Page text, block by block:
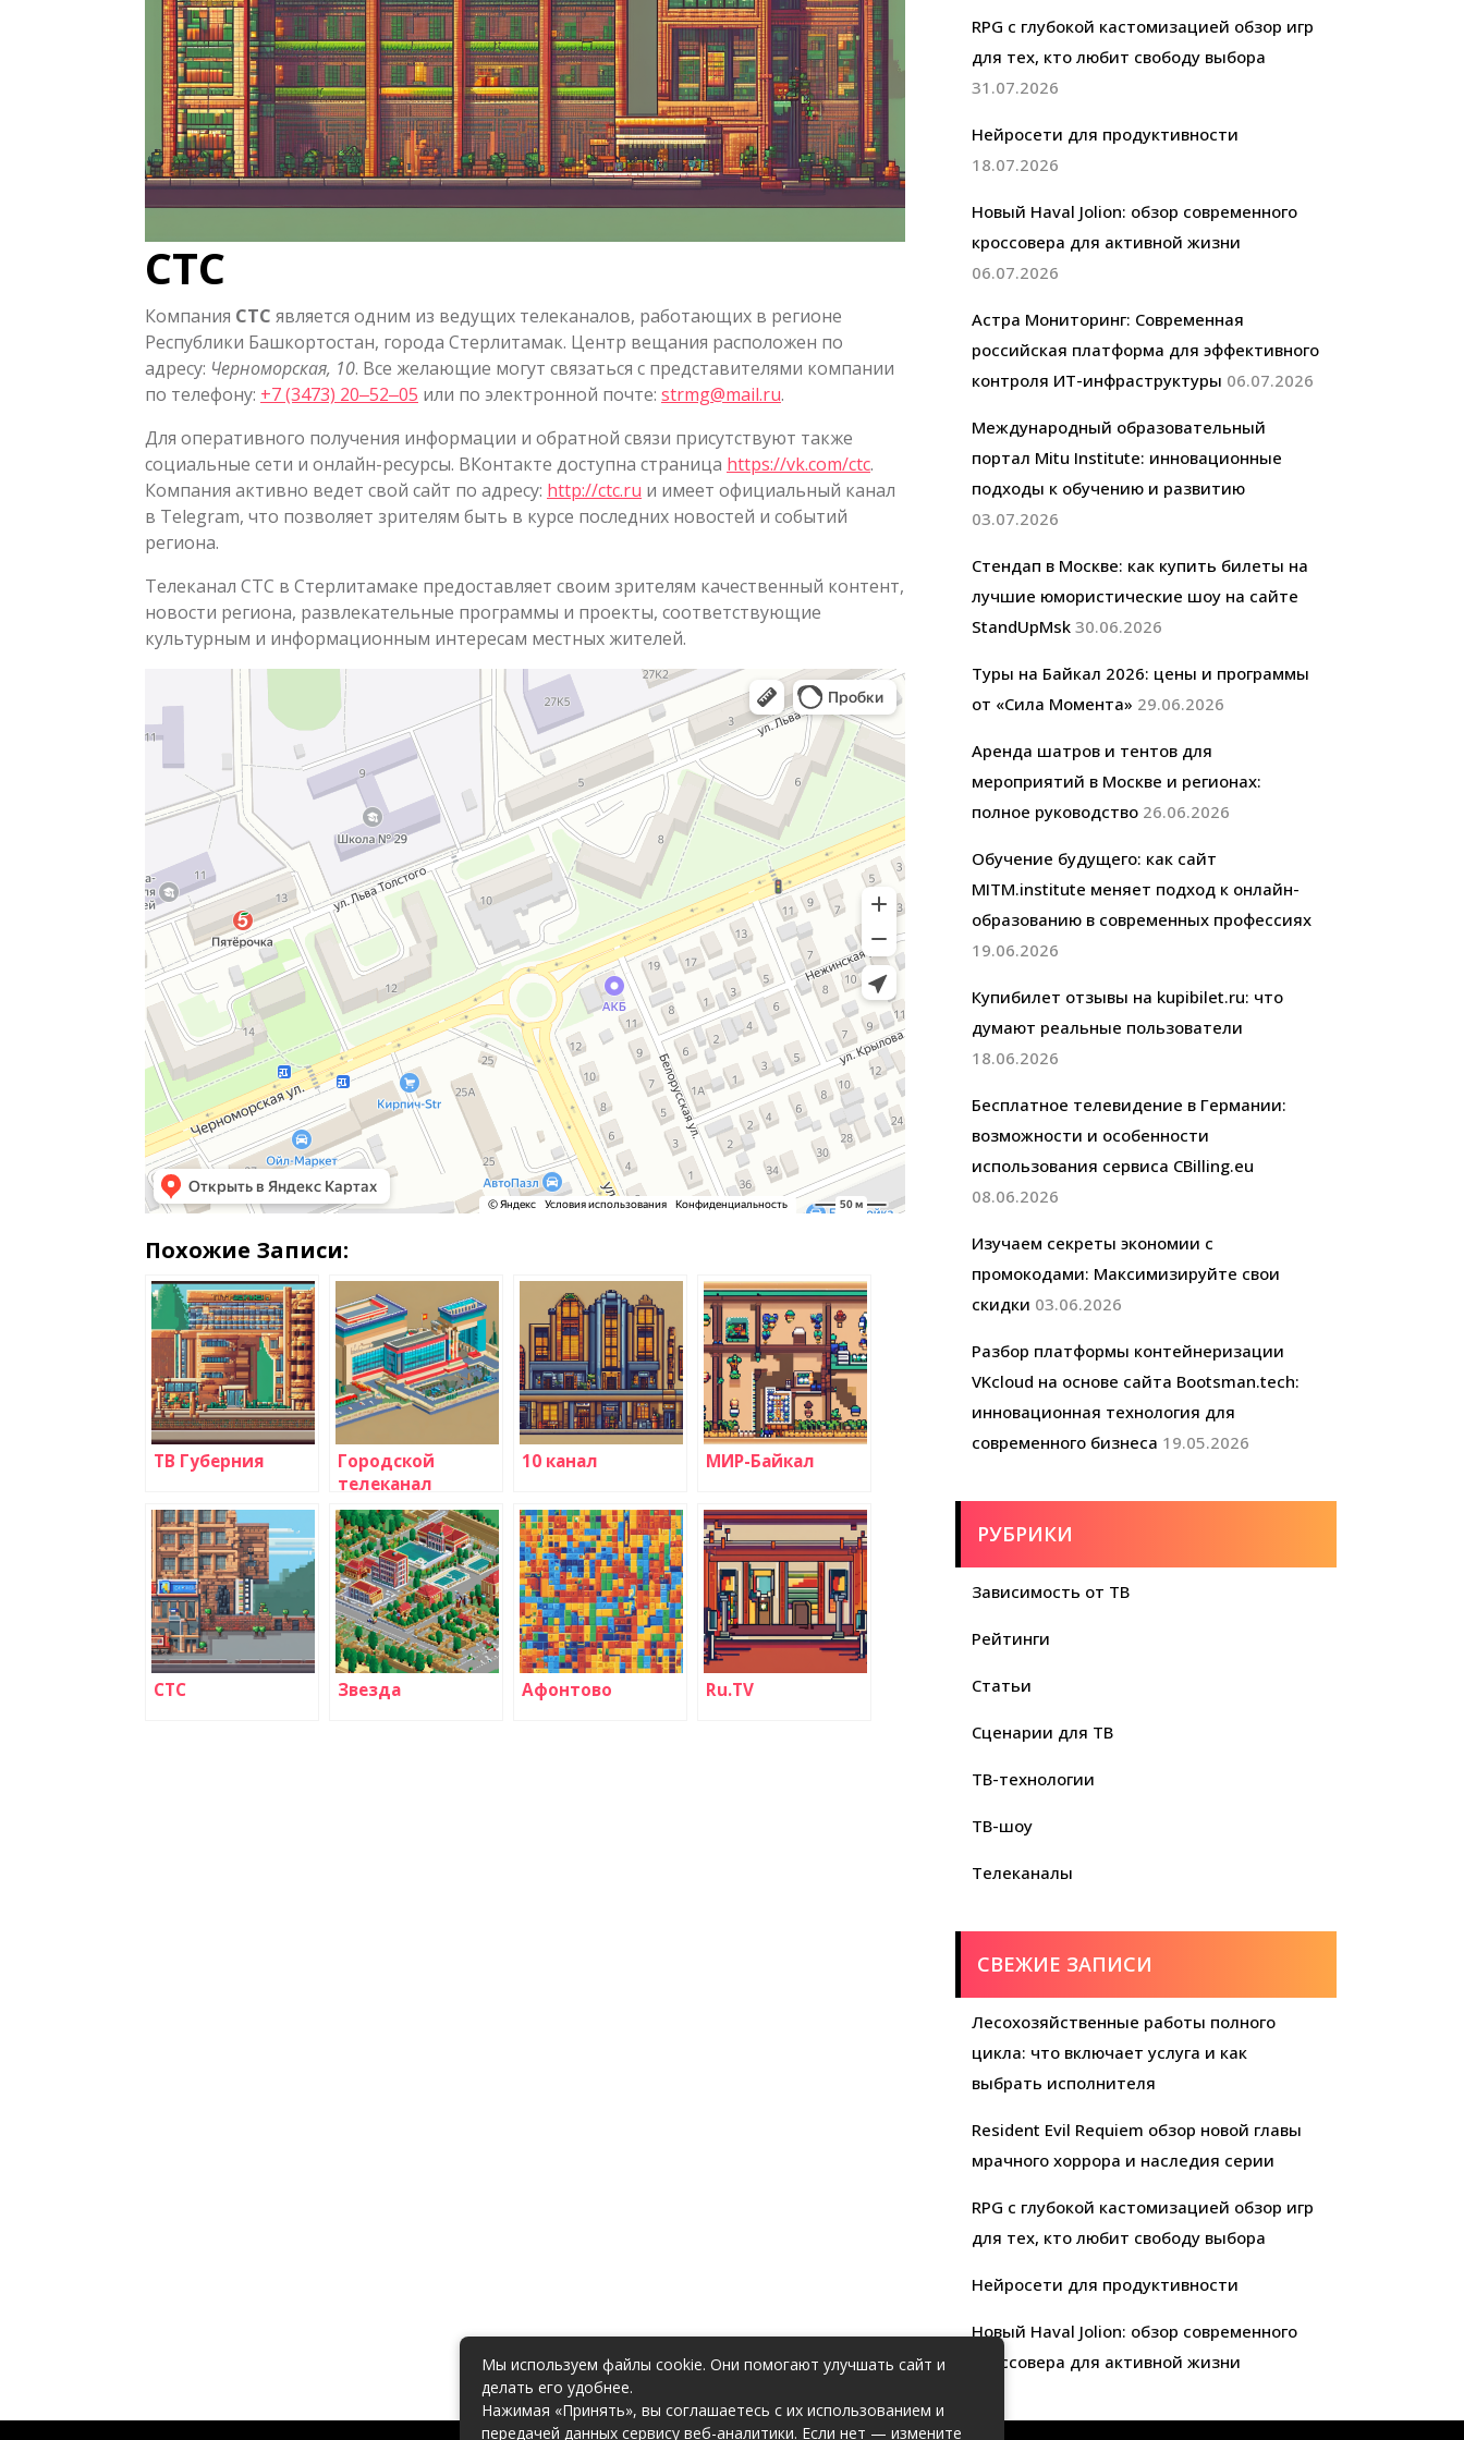
СТС
Компания СТС является одним из ведущих телеканалов, работающих в регионе
Республики Башкортостан, города Стерлитамак. Центр вещания расположен по
адресу: Черноморская, 10. Все желающие могут связаться с представителями компании
по телефону: +7 (3473) 20‒52‒05 или по электронной почте: strmg@mail.ru.
Для оперативного получения информации и обратной связи присутствуют также
социальные сети и онлайн-ресурсы. ВКонтакте доступна страница https://vk.com/ctc.
Компания активно ведет свой сайт по адресу: http://ctc.ru и имеет официальный канал
в Telegram, что позволяет зрителям быть в курсе последних новостей и событий
региона.
Телеканал СТС в Стерлитамаке предоставляет своим зрителям качественный контент,
новости региона, развлекательные программы и проекты, соответствующие
культурным и информационным интересам местных жителей.
Похожие Записи:
ТВ Губерния
Городской
телеканал
10 канал МИР-Байкал
СТС Звезда Афонтово Ru.TV
RPG с глубокой кастомизацией обзор игр
для тех, кто любит свободу выбора
31.07.2026
Нейросети для продуктивности
18.07.2026
Новый Haval Jolion: обзор современного
кроссовера для активной жизни
06.07.2026
Астра Мониторинг: Современная
российская платформа для эффективного
контроля ИТ-инфраструктуры 06.07.2026
Международный образовательный
портал Mitu Institute: инновационные
подходы к обучению и развитию
03.07.2026
Стендап в Москве: как купить билеты на
лучшие юмористические шоу на сайте
StandUpMsk 30.06.2026
Туры на Байкал 2026: цены и программы
от «Сила Момента» 29.06.2026
Аренда шатров и тентов для
мероприятий в Москве и регионах:
полное руководство 26.06.2026
Обучение будущего: как сайт
MITM.institute меняет подход к онлайн-
образованию в современных профессиях
19.06.2026
Купибилет отзывы на kupibilet.ru: что
думают реальные пользователи
18.06.2026
Бесплатное телевидение в Германии:
возможности и особенности
использования сервиса CBilling.eu
08.06.2026
Изучаем секреты экономии с
промокодами: Максимизируйте свои
скидки 03.06.2026
Разбор платформы контейнеризации
VKcloud на основе сайта Bootsman.tech:
инновационная технология для
современного бизнеса 19.05.2026
РУБРИКИ
Зависимость от ТВ
Рейтинги
Статьи
Сценарии для ТВ
ТВ-технологии
ТВ-шоу
Телеканалы
СВЕЖИЕ ЗАПИСИ
Лесохозяйственные работы полного
цикла: что включает услуга и как
выбрать исполнителя
Resident Evil Requiem обзор новой главы
мрачного хоррора и наследия серии
RPG с глубокой кастомизацией обзор игр
для тех, кто любит свободу выбора
Нейросети для продуктивности
Новый Haval Jolion: обзор современного
кроссовера для активной жизни
Мы используем файлы cookie. Они помогают улучшать сайт и
делать его удобнее.
Нажимая «Принять», вы соглашаетесь с их использованием и
передачей данных сервису веб-аналитики. Если нет — измените